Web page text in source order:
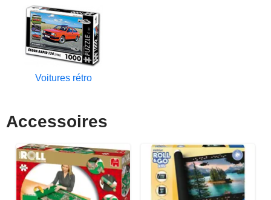
Voitures rétro
Accessoires